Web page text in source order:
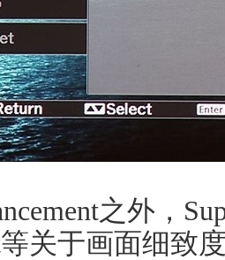
之外，
等关于画面细致